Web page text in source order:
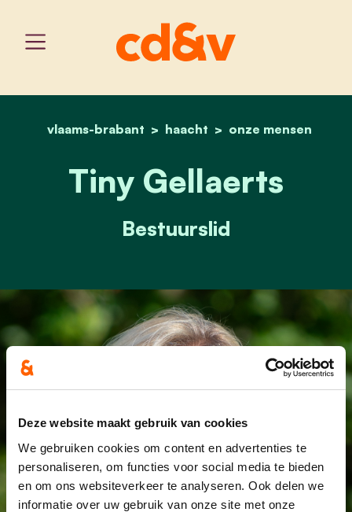
Deze website maakt gebruik van cookies
We gebruiken cookies om content en advertenties te
personaliseren, om functies voor social media te bieden
en om ons websiteverkeer te analyseren. Ook delen we
informatie over uw gebruik van onze site met onze
home
vlaams-brabant haacht onze mensen
tiny gellaerts
Tiny Gellaerts
Bestuurslid